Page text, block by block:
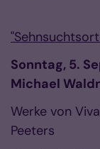
Sonntag, 5.
Michael
Werke von
Peeters